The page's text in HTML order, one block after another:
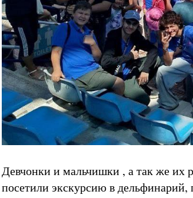
Девчонки и мальчишки , а так же их
посетили экскурсию в дельфинарий,